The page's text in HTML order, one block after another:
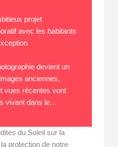
projet
avec les habitants
devient un
anciennes,
vues récentes vont
vivant dans le…
du Soleil sur la
protection de notre